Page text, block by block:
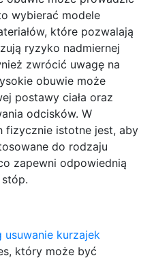
wybierać modele
które pozwalają
ryzyko nadmiernej
zwrócić uwagę na
obuwie może
postawy ciała oraz
odcisków. W
fizycznie istotne jest, aby
do rodzaju
zapewni odpowiednią
usuwanie kurzajek
który może być